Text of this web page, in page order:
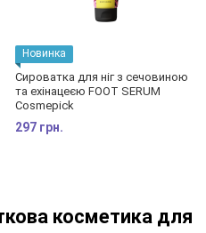
Новинка
Сироватка для ніг з сечовиною
та ехінацеєю FOOT SERUM
Cosmepick
297 грн.
косметика для